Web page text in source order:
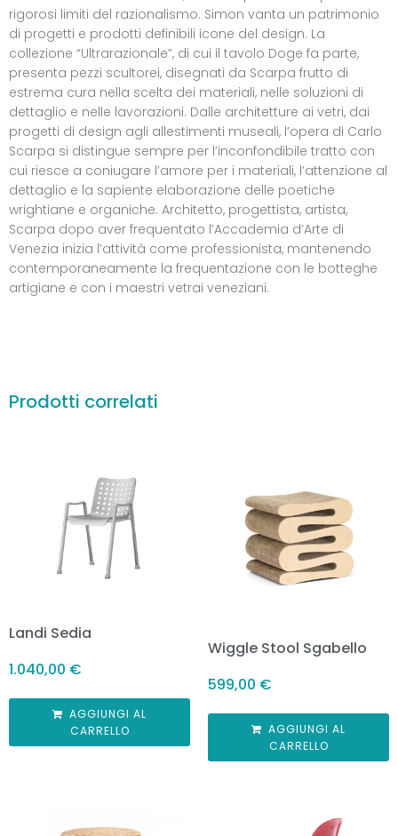
rigorosi limiti del razionalismo. Simon vanta un patrimonio
di progetti e prodotti definibili icone del design. La
collezione “Ultrarazionale”, di cui il tavolo Doge fa parte,
presenta pezzi scultorei, disegnati da Scarpa frutto di
estrema cura nella scelta dei materiali, nelle soluzioni di
dettaglio e nelle lavorazioni. Dalle architetture ai vetri, dai
progetti di design agli allestimenti museali, l’opera di Carlo
Scarpa si distingue sempre per l’inconfondibile tratto con
cui riesce a coniugare l’amore per i materiali, l’attenzione al
dettaglio e la sapiente elaborazione delle poetiche
wrightiane e organiche. Architetto, progettista, artista,
Scarpa dopo aver frequentato l’Accademia d’Arte di
Venezia inizia l’attività come professionista, mantenendo
contemporaneamente la frequentazione con le botteghe
artigiane e con i maestri vetrai veneziani.
Prodotti correlati
Landi Sedia
1.040,00 €
AGGIUNGI AL
CARRELLO
Wiggle Stool Sgabello
599,00 €
AGGIUNGI AL
CARRELLO